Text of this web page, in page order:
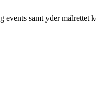
samt yder målrettet